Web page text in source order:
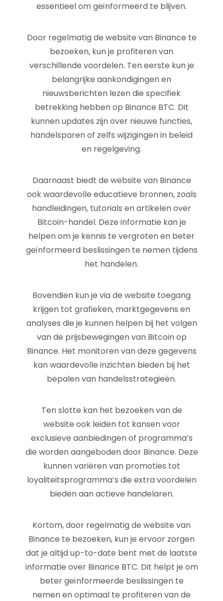
essentieel om geïnformeerd te blijven.
Door regelmatig de website van Binance te
bezoeken, kun je profiteren van
verschillende voordelen. Ten eerste kun je
belangrijke aankondigingen en
nieuwsberichten lezen die specifiek
betrekking hebben op Binance BTC. Dit
kunnen updates zijn over nieuwe functies,
handelsparen of zelfs wijzigingen in beleid
en regelgeving.
Daarnaast biedt de website van Binance
ook waardevolle educatieve bronnen, zoals
handleidingen, tutorials en artikelen over
Bitcoin-handel. Deze informatie kan je
helpen om je kennis te vergroten en beter
geïnformeerd beslissingen te nemen tijdens
het handelen.
Bovendien kun je via de website toegang
krijgen tot grafieken, marktgegevens en
analyses die je kunnen helpen bij het volgen
van de prijsbewegingen van Bitcoin op
Binance. Het monitoren van deze gegevens
kan waardevolle inzichten bieden bij het
bepalen van handelsstrategieën.
Ten slotte kan het bezoeken van de
website ook leiden tot kansen voor
exclusieve aanbiedingen of programma’s
die worden aangeboden door Binance. Deze
kunnen variëren van promoties tot
loyaliteitsprogramma’s die extra voordelen
bieden aan actieve handelaren.
Kortom, door regelmatig de website van
Binance te bezoeken, kun je ervoor zorgen
dat je altijd up-to-date bent met de laatste
informatie over Binance BTC. Dit helpt je om
beter geïnformeerde beslissingen te
nemen en optimaal te profiteren van de